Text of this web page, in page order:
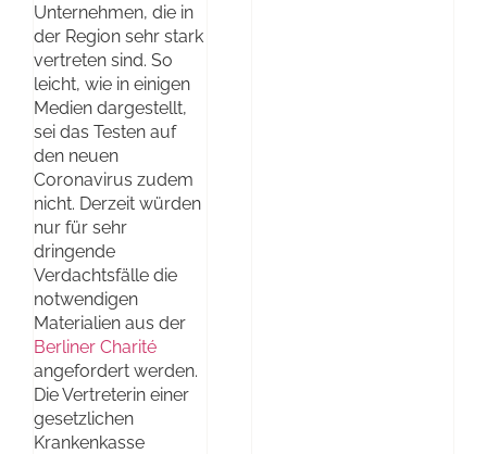
Unternehmen, die in
der Region sehr stark
vertreten sind. So
leicht, wie in einigen
Medien dargestellt,
sei das Testen auf
den neuen
Coronavirus zudem
nicht. Derzeit würden
nur für sehr
dringende
Verdachtsfälle die
notwendigen
Materialien aus der
Berliner Charité
angefordert werden.
Die Vertreterin einer
gesetzlichen
Krankenkasse